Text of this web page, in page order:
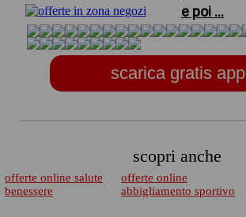
e poi ...
scarica gratis app
scopri anche
offerte online salute
benessere
offerte online
abbigliamento sportivo